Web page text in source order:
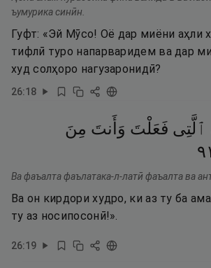
ъумурика синӣн.
Гуфт: «Эй Мӯсо! Оё дар миёни аҳли
тифлӣ туро напарваридем ва дар
худ солҳоро нагузаронидӣ?
26:18
ٱلَّتِى فَعَلْتَ وَأَنتَ مِنَ
١٩
Ва фаъалта фаълатака-л-латӣ фаъалта ва
Ва он кирдори худро, ки аз ту ба
ту аз носипосонӣ!».
26:19